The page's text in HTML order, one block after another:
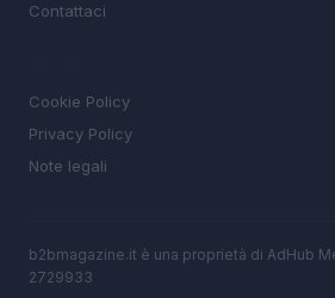
Contattaci
Cookie Policy
Privacy Policy
Note legali
b2bmagazine.it è una proprietà di AdHub
2729933